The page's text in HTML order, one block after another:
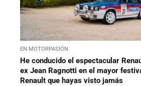
EN MOTORPASIÓN
He conducido el espectacular
ex Jean Ragnotti en el mayor
Renault que hayas visto jamás